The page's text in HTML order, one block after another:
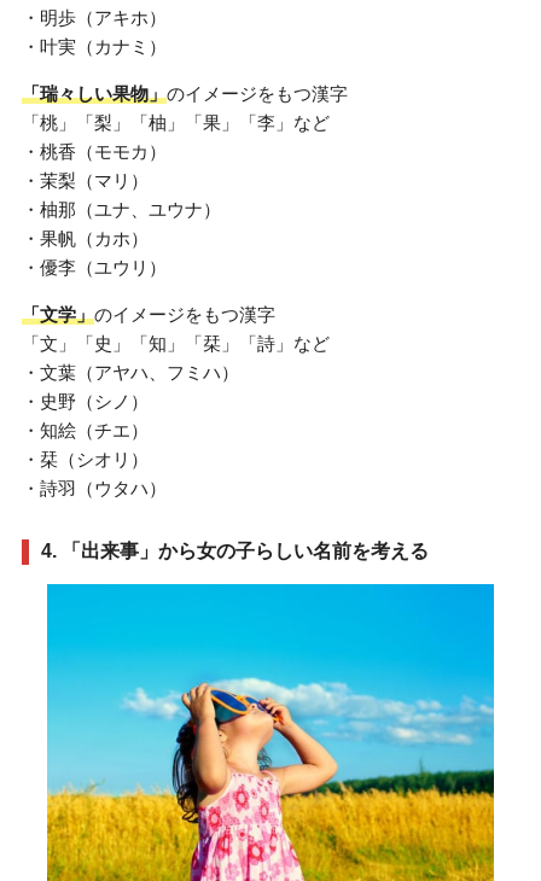
・明歩（アキホ）
・叶実（カナミ）
「瑞々しい果物」のイメージをもつ漢字
「桃」「梨」「柚」「果」「李」など
・桃香（モモカ）
・茉梨（マリ）
・柚那（ユナ、ユウナ）
・果帆（カホ）
・優李（ユウリ）
「文学」のイメージをもつ漢字
「文」「史」「知」「栞」「詩」など
・文葉（アヤハ、フミハ）
・史野（シノ）
・知絵（チエ）
・栞（シオリ）
・詩羽（ウタハ）
4. 「出来事」から女の子らしい名前を考える